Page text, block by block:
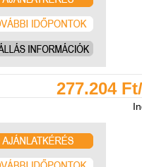
277.204